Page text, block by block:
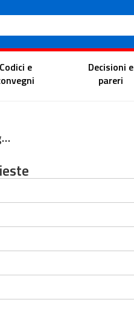
del magistrato
Codici e
Decisioni e
pareri
Inaugurazione anni giudiziari TAR Friuli Venezia Giulia - Trieste